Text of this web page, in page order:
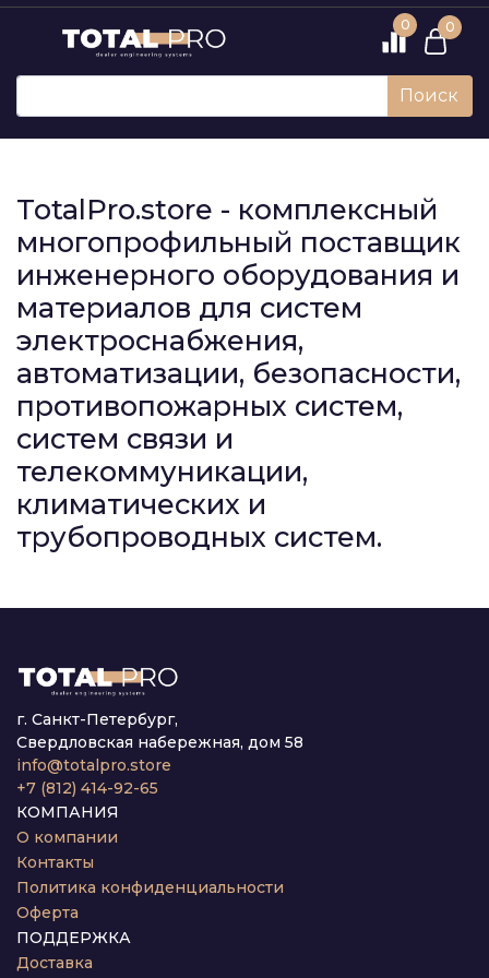
0 0
Поиск
TotalPro.store - комплексный
многопрофильный поставщик
инженерного оборудования и
материалов для систем
электроснабжения,
автоматизации, безопасности,
противопожарных систем,
систем связи и
телекоммуникации,
климатических и
трубопроводных систем.
г. Санкт-Петербург,
Свердловская набережная, дом 58
info@totalpro.store
+7 (812) 414-92-65
КОМПАНИЯ
О компании
Контакты
Политика конфиденциальности
Оферта
ПОДДЕРЖКА
Доставка